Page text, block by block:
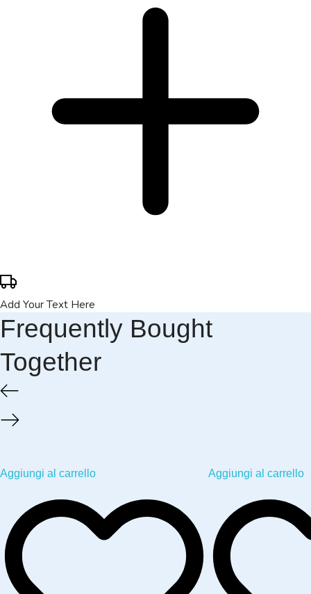
Add Your Text Here
Frequently Bought
Together
Aggiungi al carrello Aggiungi al carrello